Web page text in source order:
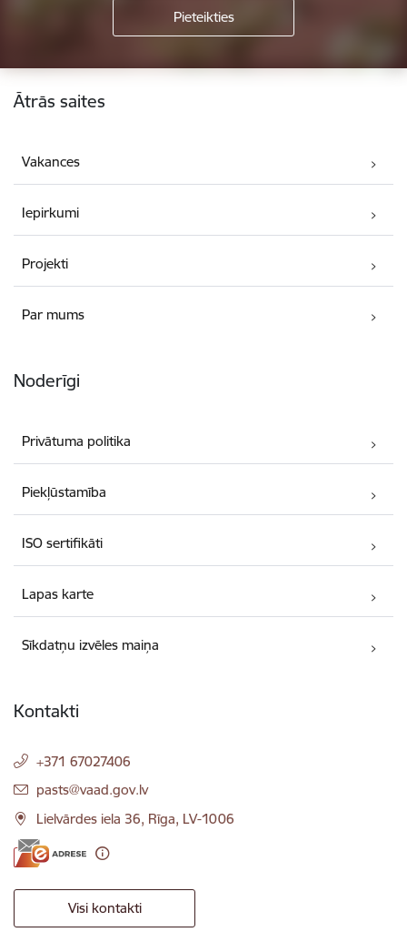
Kājene
Ātrās saites
Vakances
Iepirkumi
Projekti
Par mums
Noderīgi
Privātuma politika
Piekļūstamība
ISO sertifikāti
Lapas karte
Sīkdatņu izvēles maiņa
Kontakti
+371 67027406
E-pasts:
pasts@vaad.gov.lv
Lielvārdes iela 36, Rīga, LV-1006
Visi kontakti